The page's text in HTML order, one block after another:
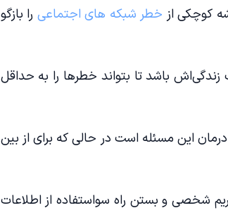
کوچکی از خطر شبکه های اجتماعی را بازگو
باشد تا بتواند خطرها را به حداقل
این مسئله است در حالی که برای از بین
شخصی و بستن راه سواستفاده از اطلاعات